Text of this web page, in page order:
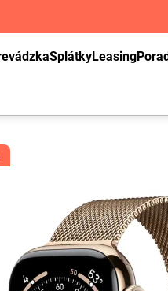
SplátkyLeasing